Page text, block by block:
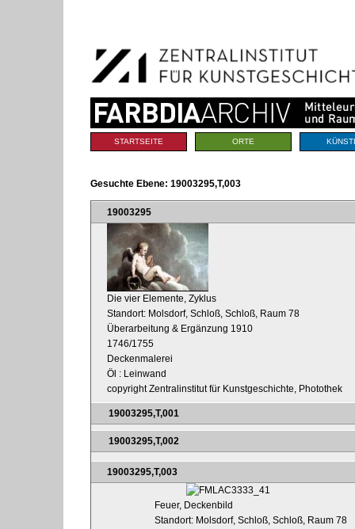
Navigation
Sektionen
STARTSEITE ORTE
Gesuchte Ebene: 19003295,T,003
19003295
Die vier Elemente, Zyklus
Standort: Molsdorf, Schloß, Schloß, Raum 78
Überarbeitung & Ergänzung 1910
1746/1755
Deckenmalerei
Öl : Leinwand
copyright Zentralinstitut für Kunstgeschichte, Photothek
19003295,T,001
19003295,T,002
19003295,T,003
Feuer, Deckenbild
Standort: Molsdorf, Schloß, Schloß, Raum 78